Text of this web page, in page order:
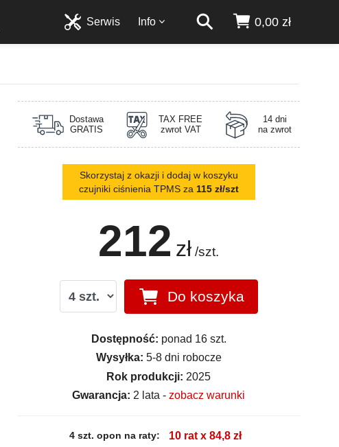
0,00 zł
Info
Serwis
Dostawa
GRATIS
TAX FREE
zwrot VAT
14 dni
na zwrot
Skorzystaj z okazji i dodaj w koszyku
czujniki ciśnienia TPMS za 115 zł/szt
212 zł /szt.
Do koszyka
Dostępność: ponad 16 szt.
Wysyłka: 5-8 dni robocze
Rok produkcji: 2025
Gwarancja: 2 lata -zobacz warunki
4 szt. opon na raty: 10 rat x 84,8 zł